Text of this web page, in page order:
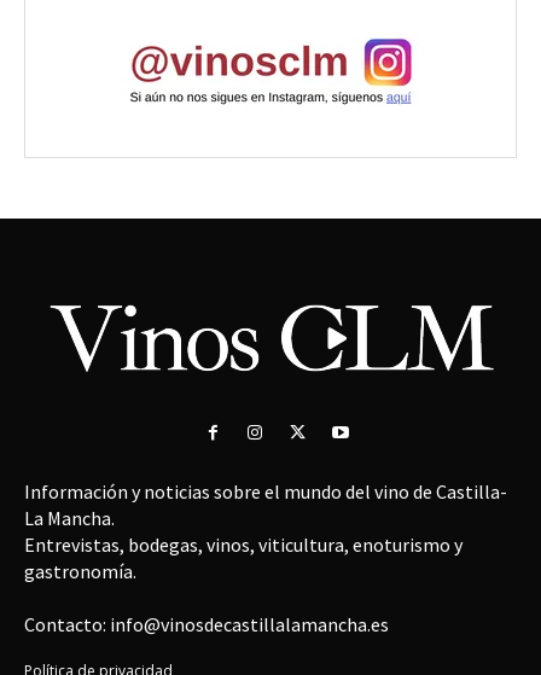
Información y noticias sobre el mundo del vino de Castilla-
La Mancha.
Entrevistas, bodegas, vinos, viticultura, enoturismo y
gastronomía.
Contacto: info@vinosdecastillalamancha.es